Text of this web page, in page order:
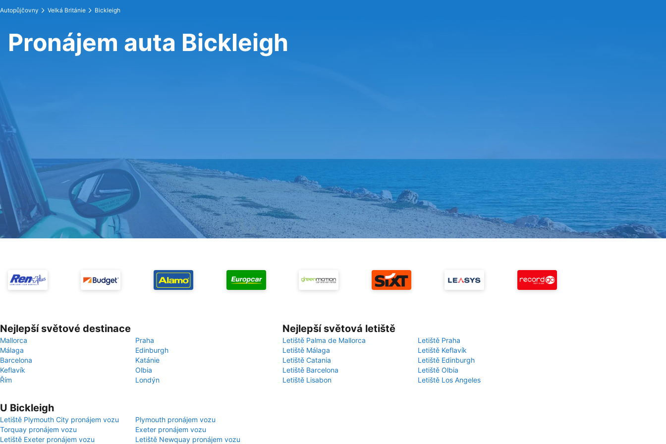
Autopůjčovny Velká Británie Bickleigh
Pronájem auta Bickleigh
Nejlepší světové destinace
Mallorca
Praha
Málaga
Edinburgh
Barcelona
Katánie
Keflavík
Olbia
Řím
Londýn
Nejlepší světová letiště
Letiště Palma de Mallorca
Letiště Praha
Letiště Málaga
Letiště Keflavík
Letiště Catania
Letiště Edinburgh
Letiště Barcelona
Letiště Olbia
Letiště Lisabon
Letiště Los Angeles
U Bickleigh
Letiště Plymouth City pronájem vozu
Plymouth pronájem vozu
Torquay pronájem vozu
Exeter pronájem vozu
Letiště Exeter pronájem vozu
Letiště Newquay pronájem vozu